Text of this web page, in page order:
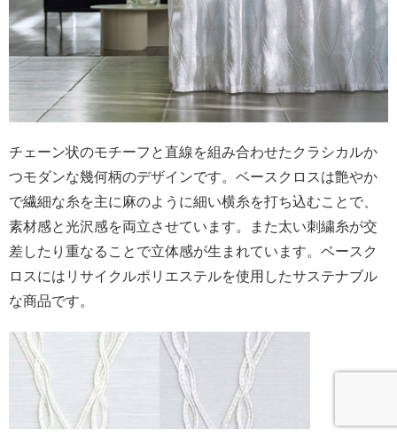
チェーン状のモチーフと直線を組み合わせたクラシカルか
つモダンな幾何柄のデザインです。ベースクロスは艶やか
で繊細な糸を主に麻のように細い横糸を打ち込むことで、
素材感と光沢感を両立させています。また太い刺繍糸が交
差したり重なることで立体感が生まれています。ベースク
ロスにはリサイクルポリエステルを使用したサステナブル
な商品です。